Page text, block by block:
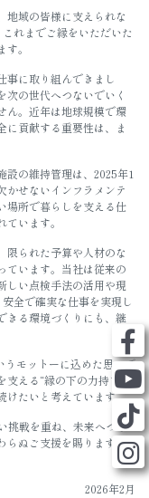
地域の皆様に支えられな
れまでご縁をいただいた
。
事に取り組んできまし
の世代へつないでいく
。近年は地球規模で環
に貢献する重要性は、ま
設の維持管理は、2025年1
かせないインフラメンテ
場所で暮らしを支える仕
います。
限られた予算や人材のな
ています。当社は従来の
しい点検手法の活用や現
全で確実な仕事を実現し
きる環境づくりにも、継
モットーに込めた思いで
える“縁の下の力持ち”と
けたいと考えています。
挑戦を重ね、未来へつな
らぬご支援を賜りますよ
2026年2月